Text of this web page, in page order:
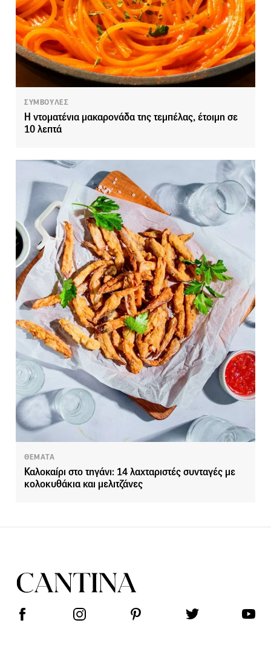
ΣΥΜΒΟΥΛΕΣ
Η ντοματένια μακαρονάδα της τεμπέλας, έτοιμη σε
10 λεπτά
ΘΕΜΑΤΑ
Καλοκαίρι στο τηγάνι: 14 λαχταριστές συνταγές με
κολοκυθάκια και μελιτζάνες